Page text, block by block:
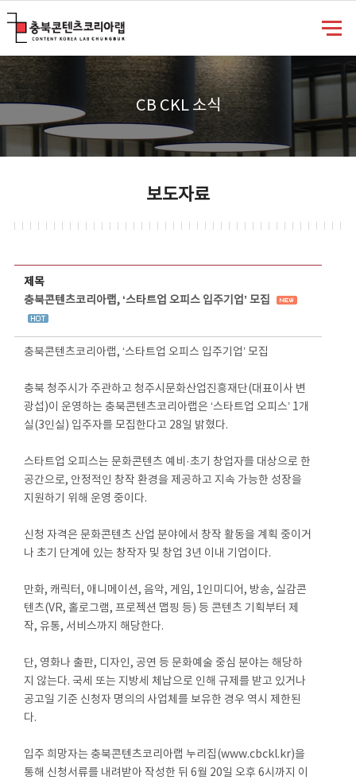
CB CKL 소식
보도자료
제목
충북콘텐츠코리아랩, ‘스타트업 오피스 입주기업’ 모집
충북콘텐츠코리아랩, ‘스타트업 오피스 입주기업’ 모집
충북 청주시가 주관하고 청주시문화산업진흥재단(대표이사 변
광섭)이 운영하는 충북콘텐츠코리아랩은 ‘스타트업 오피스’ 1개
실(3인실) 입주자를 모집한다고 28일 밝혔다.
스타트업 오피스는 문화콘텐츠 예비·초기 창업자를 대상으로 한
공간으로, 안정적인 창작 환경을 제공하고 지속 가능한 성장을
지원하기 위해 운영 중이다.
신청 자격은 문화콘텐츠 산업 분야에서 창작 활동을 계획 중이거
나 초기 단계에 있는 창작자 및 창업 3년 이내 기업이다.
만화, 캐릭터, 애니메이션, 음악, 게임, 1인미디어, 방송, 실감콘
텐츠(VR, 홀로그램, 프로젝션 맵핑 등) 등 콘텐츠 기획부터 제
작, 유통, 서비스까지 해당한다.
단, 영화나 출판, 디자인, 공연 등 문화예술 중심 분야는 해당하
지 않는다. 국세 또는 지방세 체납으로 인해 규제를 받고 있거나
공고일 기준 신청자 명의의 사업체를 보유한 경우 역시 제한된
다.
입주 희망자는 충북콘텐츠코리아랩 누리집(www.cbckl.kr)을
통해 신청서류를 내려받아 작성한 뒤 6월 20일 오후 6시까지 이